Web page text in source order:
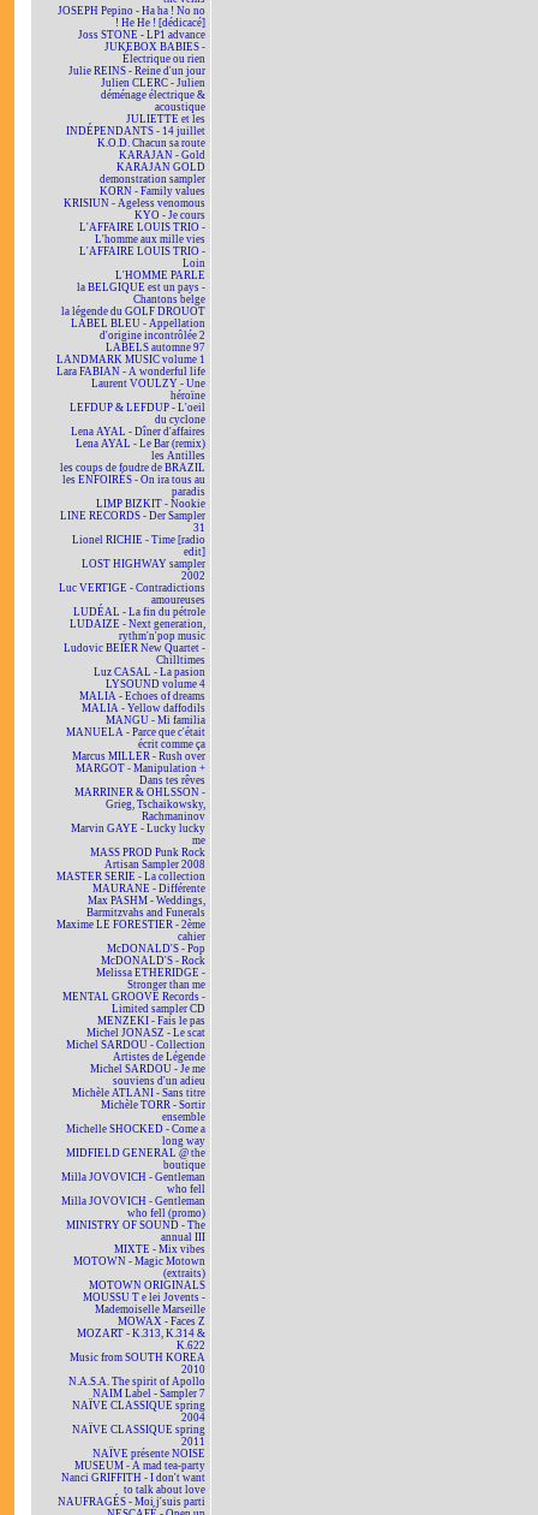
JOSEPH Pepino - Ha ha ! No no
! He He ! [dédicacé]
Joss STONE - LP1 advance
JUKEBOX BABIES -
Électrique ou rien
Julie REINS - Reine d'un jour
Julien CLERC - Julien
déménage électrique &
acoustique
JULIETTE et les
INDÉPENDANTS - 14 juillet
K.O.D. Chacun sa route
KARAJAN - Gold
KARAJAN GOLD
demonstration sampler
KORN - Family values
KRISIUN - Ageless venomous
KYO - Je cours
L'AFFAIRE LOUIS TRIO -
L'homme aux mille vies
L'AFFAIRE LOUIS TRIO -
Loin
L'HOMME PARLE
la BELGIQUE est un pays -
Chantons belge
la légende du GOLF DROUOT
LABEL BLEU - Appellation
d'origine incontrôlée 2
LABELS automne 97
LANDMARK MUSIC volume 1
Lara FABIAN - A wonderful life
Laurent VOULZY - Une
héroïne
LEFDUP & LEFDUP - L'oeil
du cyclone
Lena AYAL - Dîner d'affaires
Lena AYAL - Le Bar (remix)
les Antilles
les coups de foudre de BRAZIL
les ENFOIRÉS - On ira tous au
paradis
LIMP BIZKIT - Nookie
LINE RECORDS - Der Sampler
31
Lionel RICHIE - Time [radio
edit]
LOST HIGHWAY sampler
2002
Luc VERTIGE - Contradictions
amoureuses
LUDÉAL - La fin du pétrole
LUDAIZE - Next generation,
rythm'n'pop music
Ludovic BEIER New Quartet -
Chilltimes
Luz CASAL - La pasion
LYSOUND volume 4
MALIA - Echoes of dreams
MALIA - Yellow daffodils
MANGU - Mi familia
MANUELA - Parce que c'était
écrit comme ça
Marcus MILLER - Rush over
MARGOT - Manipulation +
Dans tes rêves
MARRINER & OHLSSON -
Grieg, Tschaikowsky,
Rachmaninov
Marvin GAYE - Lucky lucky
me
MASS PROD Punk Rock
Artisan Sampler 2008
MASTER SERIE - La collection
MAURANE - Différente
Max PASHM - Weddings,
Barmitzvahs and Funerals
Maxime LE FORESTIER - 2ème
cahier
McDONALD'S - Pop
McDONALD'S - Rock
Melissa ETHERIDGE -
Stronger than me
MENTAL GROOVE Records -
Limited sampler CD
MENZEKI - Fais le pas
Michel JONASZ - Le scat
Michel SARDOU - Collection
Artistes de Légende
Michel SARDOU - Je me
souviens d'un adieu
Michèle ATLANI - Sans titre
Michèle TORR - Sortir
ensemble
Michelle SHOCKED - Come a
long way
MIDFIELD GENERAL @ the
boutique
Milla JOVOVICH - Gentleman
who fell
Milla JOVOVICH - Gentleman
who fell (promo)
MINISTRY OF SOUND - The
annual III
MIXTE - Mix vibes
MOTOWN - Magic Motown
(extraits)
MOTOWN ORIGINALS
MOUSSU T e lei Jovents -
Mademoiselle Marseille
MOWAX - Faces Z
MOZART - K.313, K.314 &
K.622
Music from SOUTH KOREA
2010
N.A.S.A. The spirit of Apollo
NAIM Label - Sampler 7
NAÏVE CLASSIQUE spring
2004
NAÏVE CLASSIQUE spring
2011
NAÏVE présente NOISE
MUSEUM - A mad tea-party
Nanci GRIFFITH - I don't want
to talk about love
NAUFRAGÉS - Moi j'suis parti